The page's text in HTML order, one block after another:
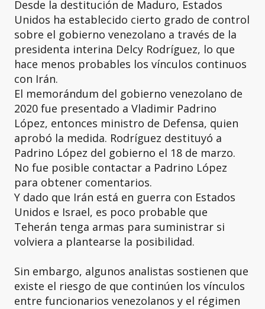
Desde la destitución de Maduro, Estados
Unidos ha establecido cierto grado de control
sobre el gobierno venezolano a través de la
presidenta interina Delcy Rodríguez, lo que
hace menos probables los vínculos continuos
con Irán.
El memorándum del gobierno venezolano de
2020 fue presentado a Vladimir Padrino
López, entonces ministro de Defensa, quien
aprobó la medida. Rodríguez destituyó a
Padrino López del gobierno el 18 de marzo.
No fue posible contactar a Padrino López
para obtener comentarios.
Y dado que Irán está en guerra con Estados
Unidos e Israel, es poco probable que
Teherán tenga armas para suministrar si
volviera a plantearse la posibilidad.
Sin embargo, algunos analistas sostienen que
existe el riesgo de que continúen los vínculos
entre funcionarios venezolanos y el régimen